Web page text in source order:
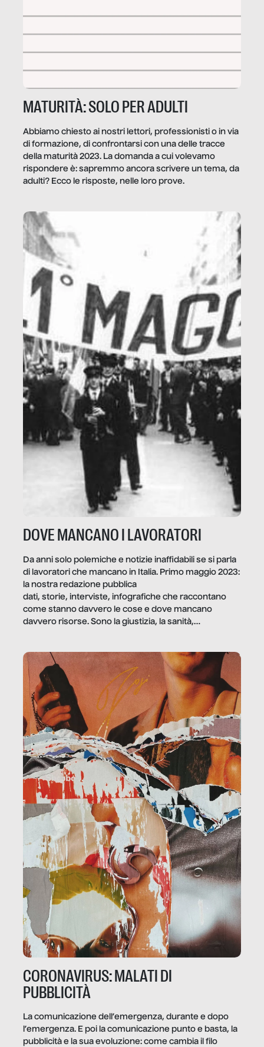
MATURITÀ: SOLO PER ADULTI
Abbiamo chiesto ai nostri lettori, professionisti o in via
di formazione, di confrontarsi con una delle tracce
della maturità 2023. La domanda a cui volevamo
rispondere è: sapremmo ancora scrivere un tema, da
adulti? Ecco le risposte, nelle loro prove.
DOVE MANCANO I LAVORATORI
Da anni solo polemiche e notizie inaffidabili se si parla
di lavoratori che mancano in Italia. Primo maggio 2023:
la nostra redazione pubblica
dati, storie, interviste, infografiche che raccontano
come stanno davvero le cose e dove mancano
davvero risorse. Sono la giustizia, la sanità,
CORONAVIRUS: MALATI DI
PUBBLICITÀ
La comunicazione dell’emergenza, durante e dopo
l’emergenza. E poi la comunicazione punto e basta, la
pubblicità e la sua evoluzione: come cambia il filo